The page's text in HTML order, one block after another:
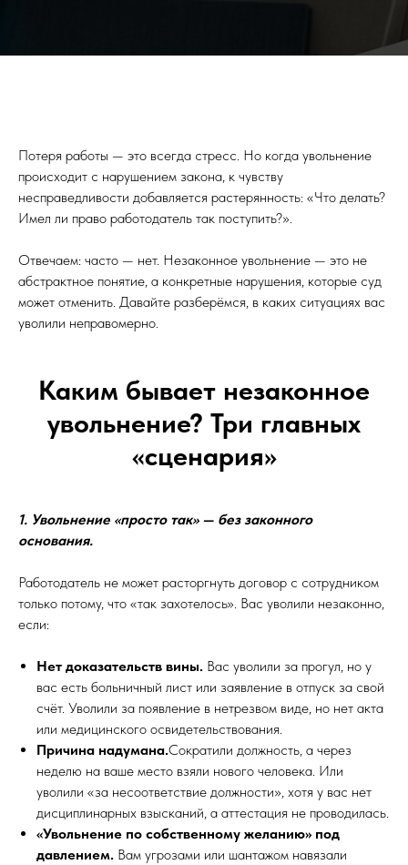
Потеря работы — это всегда стресс. Но когда увольнение
происходит с нарушением закона, к чувству
несправедливости добавляется растерянность: «Что делать?
Имел ли право работодатель так поступить?».
Отвечаем: часто — нет. Незаконное увольнение — это не
абстрактное понятие, а конкретные нарушения, которые суд
может отменить. Давайте разберёмся, в каких ситуациях вас
уволили неправомерно.
Каким бывает незаконное
увольнение? Три главных
«сценария»
1. Увольнение «просто так» — без законного
основания.
Работодатель не может расторгнуть договор с сотрудником
только потому, что «так захотелось». Вас уволили незаконно,
если:
Нет доказательств вины. Вас уволили за прогул, но у
вас есть больничный лист или заявление в отпуск за свой
счёт. Уволили за появление в нетрезвом виде, но нет акта
или медицинского освидетельствования.
Причина надумана.Сократили должность, а через
неделю на ваше место взяли нового человека. Или
уволили «за несоответствие должности», хотя у вас нет
дисциплинарных взысканий, а аттестация не проводилась.
«Увольнение по собственному желанию» под
давлением. Вам угрозами или шантажом навязали